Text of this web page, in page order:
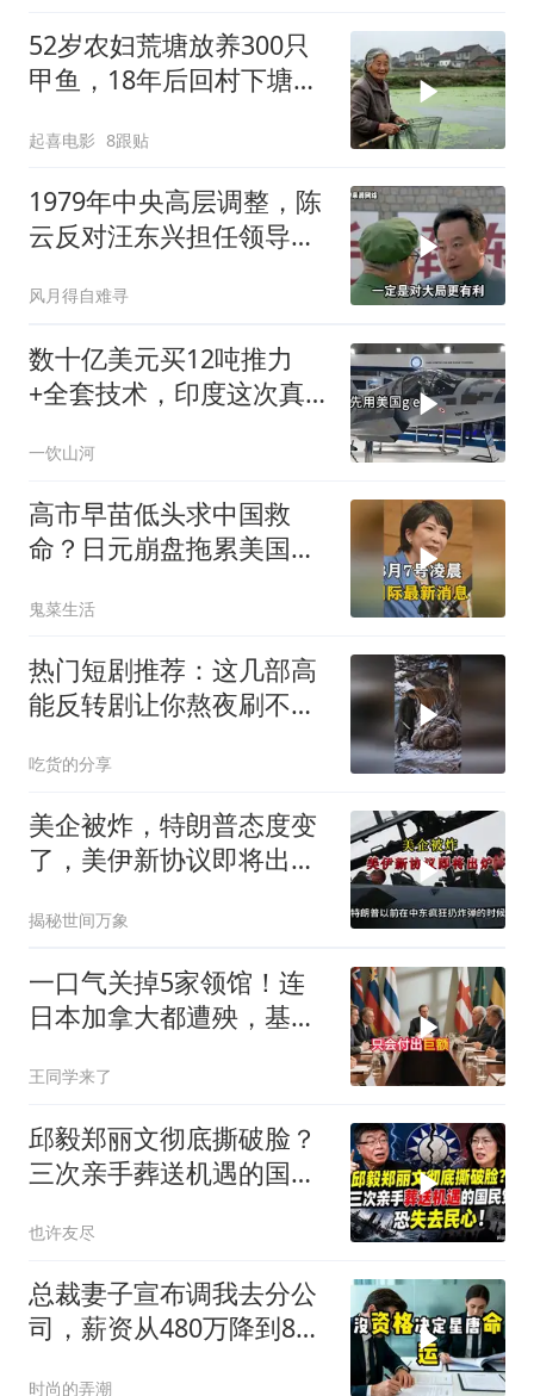
52岁农妇荒塘放养300只
甲鱼，18年后回村下塘瞬
起喜电影 8跟贴
1979年中央高层调整，陈
云反对汪东兴担任领导职
风月得自难寻
数十亿美元买12吨推力
+全套技术，印度这次真
一饮山河
高市早苗低头求中国救
命？日元崩盘拖累美国下
鬼菜生活
热门短剧推荐：这几部高
能反转剧让你熬夜刷不
吃货的分享
美企被炸，特朗普态度变
了，美伊新协议即将出
揭秘世间万象
一口气关掉5家领馆！连
日本加拿大都遭殃，基辛
王同学来了
邱毅郑丽文彻底撕破脸？
三次亲手葬送机遇的国民
也许友尽
总裁妻子宣布调我去分公
司，薪资从480万降到8
时尚的弄潮